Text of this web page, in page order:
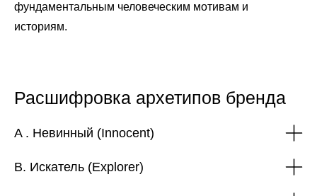
фундаментальным человеческим мотивам и
историям.
Расшифровка архетипов бренда
A . Невинный (Innocent)
B. Искатель (Explorer)